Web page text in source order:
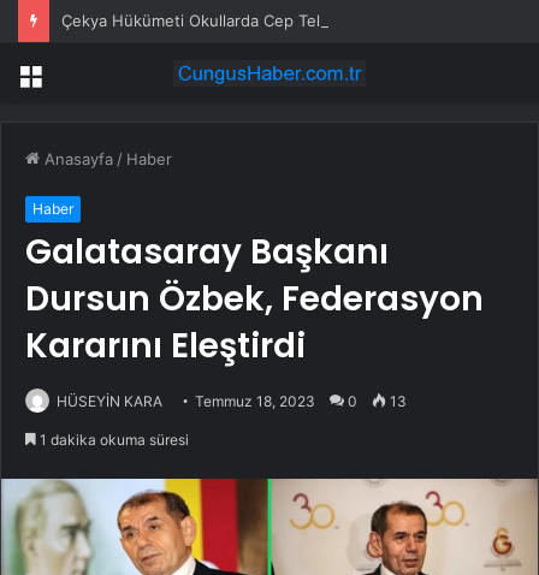
Menü
Anasayfa / Haber
Haber
Galatasaray Başkanı
Dursun Özbek, Federasyon
Kararını Eleştirdi
HÜSEYİN KARA Temmuz 18, 2023 0 13
1 dakika okuma süresi